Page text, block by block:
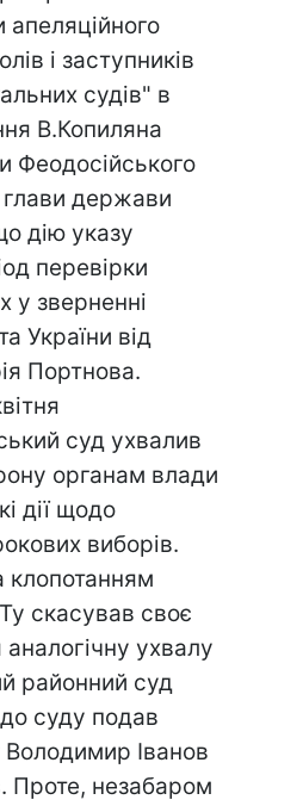
апеляційного
і заступників
судів" в
В.Копиляна
Феодосійського
глави держави
дію указу
перевірки
у зверненні
України від
Портнова.
суд ухвалив
органам влади
дії щодо
виборів.
клопотанням
скасував своє
ухвалу
районний суд
суду подав
Іванов
Проте, незабаром